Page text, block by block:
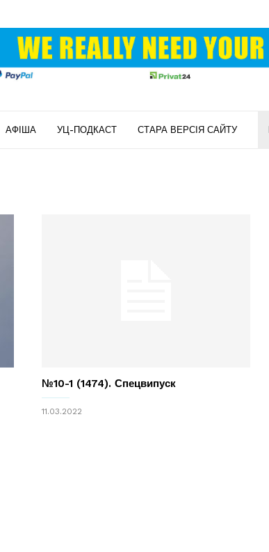
АФІША УЦ-ПОДКАСТ СТАРА ВЕРСІЯ САЙТУ
№10-1 (1474). Спецвипуск
11.03.2022